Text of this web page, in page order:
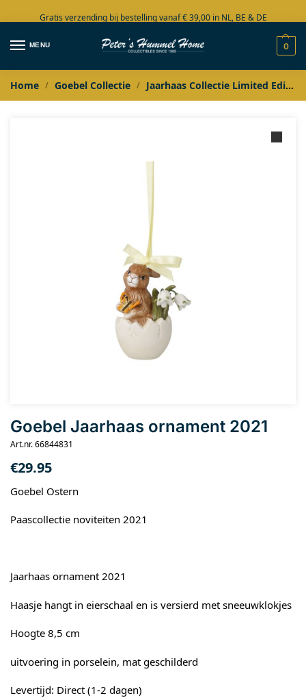
Gratis verzending bij bestelling vanaf € 39,00 in NL, BE & DE
Grote collectie in voorraad
MENU 0
Home / Goebel Collectie / Jaarhaas Collectie Limited Edition
Goebel Jaarhaas ornament 2021
Art.nr. 66844831
€29.95
Goebel Ostern
Paascollectie noviteiten 2021
Jaarhaas ornament 2021
Haasje hangt in eierschaal en is versierd met sneeuwklokjes
Hoogte 8,5 cm
uitvoering in porselein, mat geschilderd
Levertijd: Direct (1-2 dagen)